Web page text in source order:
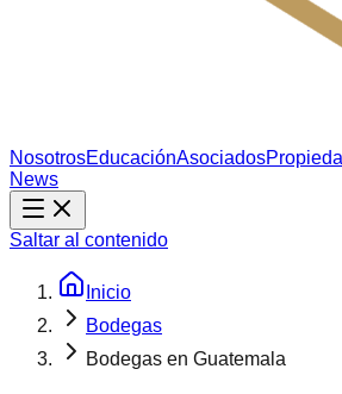
NosotrosEducaciónAsociados
News
Saltar al contenido
Inicio
Bodegas
Bodegas en Guatemala